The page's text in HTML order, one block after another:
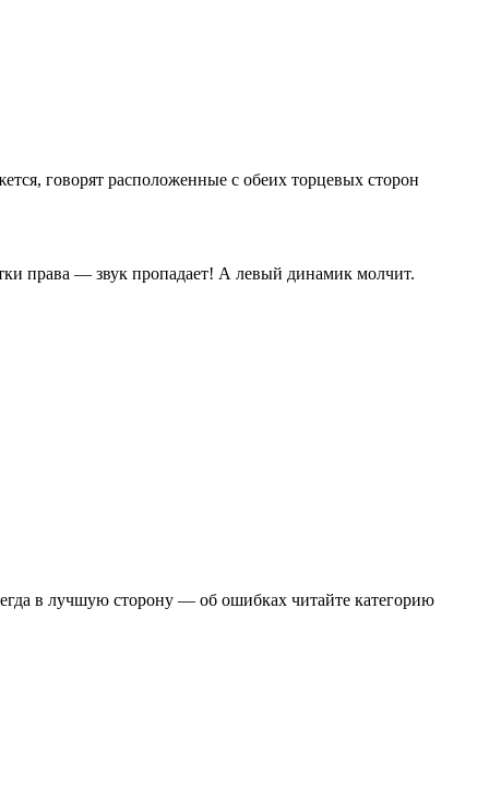
говорят расположенные с обеих торцевых сторон
права — звук пропадает! А левый динамик молчит.
в лучшую сторону — об ошибках читайте категорию